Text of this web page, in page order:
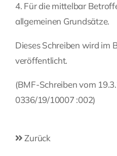
4. Für die mittelbar
allgemeinen Grundsätze.
Dieses Schreiben wird im
veröffentlicht.
(BMF-Schreiben vom
0336/19/10007 :002)
Zurück